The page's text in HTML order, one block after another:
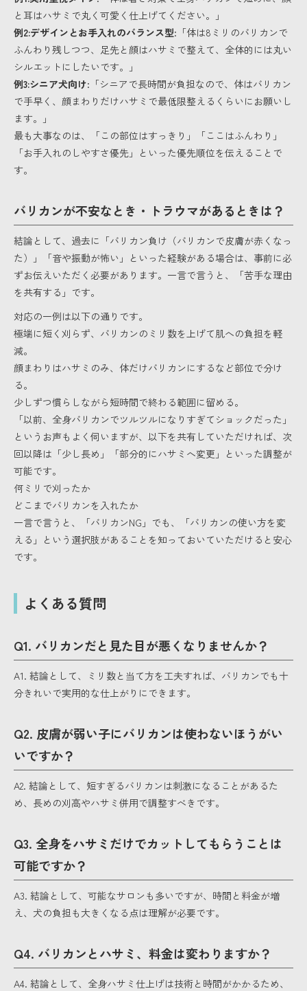
と耳はハサミで丸く可愛く仕上げてください。」
例2:デザインとお手入れのバランス型:「体は8ミリのバリカンで
ふんわり残しつつ、足先と顔はハサミで整えて、全体的には丸い
シルエットにしたいです。」
例3:シニア犬向け:「シニアで長時間が負担なので、体はバリカン
で手早く、顔まわりだけハサミで最低限整えるくらいにお願いし
ます。」
最も大事なのは、「この部位はすっきり」「ここはふんわり」
「お手入れのしやすさ優先」といった優先順位を伝えることで
す。
バリカンが不安なとき・トラウマがあるときは？
結論として、過去に「バリカン負け（バリカンで皮膚が赤くなっ
た）」「音や振動が怖い」といった経験がある場合は、事前に必
ずお伝えいただく必要があります。一言で言うと、「苦手な理由
を共有する」です。
対応の一例は以下の通りです。
極端に短く刈らず、バリカンのミリ数を上げて肌への負担を軽
減。
顔まわりはハサミのみ、体だけバリカンにするなど部位で分け
る。
少しずつ慣らしながら短時間で終わる範囲に留める。
「以前、全身バリカンでツルツルになりすぎてショックだった」
というお声もよく伺いますが、以下を共有していただければ、次
回以降は「少し長め」「部分的にハサミへ変更」といった調整が
可能です。
何ミリで刈ったか
どこまでバリカンを入れたか
一言で言うと、「バリカンNG」でも、「バリカンの使い方を変
える」という選択肢があることを知っておいていただけると安心
です。
よくある質問
Q1. バリカンだと見た目が悪くなりませんか？
A1. 結論として、ミリ数と当て方を工夫すれば、バリカンでも十
分きれいで実用的な仕上がりにできます。
Q2. 皮膚が弱い子にバリカンは使わないほうがい
いですか？
A2. 結論として、短すぎるバリカンは刺激になることがあるた
め、長めの刈高やハサミ併用で調整すべきです。
Q3. 全身をハサミだけでカットしてもらうことは
可能ですか？
A3. 結論として、可能なサロンも多いですが、時間と料金が増
え、犬の負担も大きくなる点は理解が必要です。
Q4. バリカンとハサミ、料金は変わりますか？
A4. 結論として、全身ハサミ仕上げは技術と時間がかかるため、